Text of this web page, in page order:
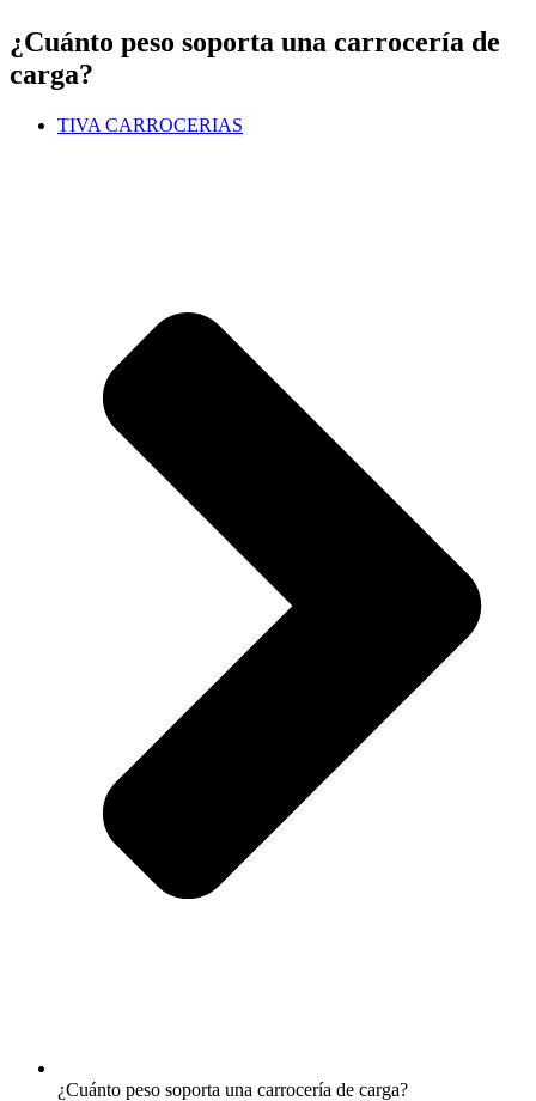
¿Cuánto peso soporta una carrocería de
carga?
TIVA CARROCERIAS
¿Cuánto peso soporta una carrocería de carga?